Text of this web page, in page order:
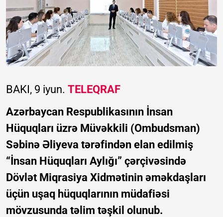
BAKI, 9 iyun. TELEQRAF
Azərbaycan Respublikasının İnsan
Hüquqları üzrə Müvəkkili (Ombudsman)
Səbinə Əliyeva tərəfindən elan edilmiş
“İnsan Hüquqları Aylığı” çərçivəsində
Dövlət Miqrasiya Xidmətinin əməkdaşları
üçün uşaq hüquqlarının müdafiəsi
mövzusunda təlim təşkil olunub.